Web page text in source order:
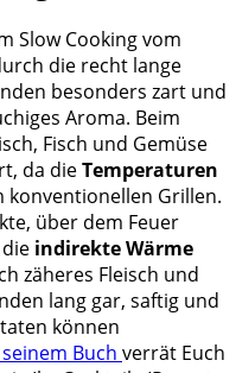
Slow Cooking vom
die recht lange
besonders zart und
Aroma. Beim
Fisch und Gemüse
da dieTemperaturen
konventionellen Grillen.
über dem Feuer
indirekte Wärme
zäheres Fleisch und
lang gar, saftig und
können
Buch verrät Euch